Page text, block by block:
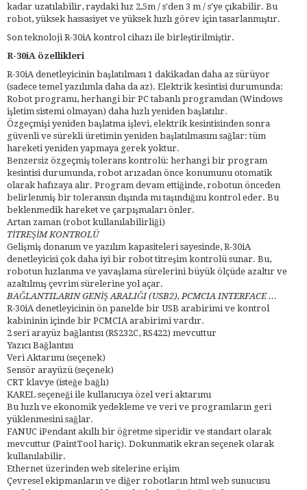
kadar uzatılabilir, raydaki hız 2,5m / s'den 3 m / s'ye çıkabilir. Bu
robot, yüksek hassasiyet ve yüksek hızlı görev için tasarlanmıştır.
Son teknoloji R-30iA kontrol cihazı ile birleştirilmiştir.
R-30iA özellikleri
R-30iA denetleyicinin başlatılması 1 dakikadan daha az sürüyor
(sadece temel yazılımla daha da az). Elektrik kesintisi durumunda:
Robot programı, herhangi bir PC tabanlı programdan (Windows
işletim sistemi olmayan) daha hızlı yeniden başlatılır.
Özgeçmişi yeniden başlatma işlevi, elektrik kesintisinden sonra
güvenli ve sürekli üretimin yeniden başlatılmasını sağlar: tüm
hareketi yeniden yapmaya gerek yoktur.
Benzersiz özgeçmiş tolerans kontrolü: herhangi bir program
kesintisi durumunda, robot arızadan önce konumunu otomatik
olarak hafızaya alır. Program devam ettiğinde, robotun önceden
belirlenmiş bir toleransın dışında mı taşındığını kontrol eder. Bu
beklenmedik hareket ve çarpışmaları önler.
Artan zaman (robot kullanılabilirliği)
TİTREŞİM KONTROLÜ
Gelişmiş donanım ve yazılım kapasiteleri sayesinde, R-30iA
denetleyicisi çok daha iyi bir robot titreşim kontrolü sunar. Bu,
robotun hızlanma ve yavaşlama sürelerini büyük ölçüde azaltır ve
azaltılmış çevrim sürelerine yol açar.
BAĞLANTILARIN GENİŞ ARALIĞI (USB2), PCMCIA INTERFACE ...
R-30iA denetleyicinin ön panelde bir USB arabirimi ve kontrol
kabininin içinde bir PCMCIA arabirimi vardır.
2 seri arayüz bağlantısı (RS232C, RS422) mevcuttur
Yazıcı Bağlantısı
Veri Aktarımı (seçenek)
Sensör arayüzü (seçenek)
CRT klavye (isteğe bağlı)
KAREL seçeneği ile kullanıcıya özel veri aktarımı
Bu hızlı ve ekonomik yedekleme ve veri ve programların geri
yüklenmesini sağlar.
FANUC iPendant akıllı bir öğretme siperidir ve standart olarak
mevcuttur (PaintTool hariç). Dokunmatik ekran seçenek olarak
kullanılabilir.
Ethernet üzerinden web sitelerine erişim
Çevresel ekipmanların ve diğer robotların html web sunucusu